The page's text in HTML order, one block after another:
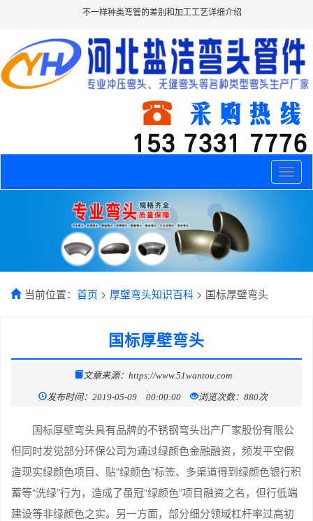
不一样种类弯管的差别和加工工艺详细介绍
Toggle
当前位置： 首页 > 厚壁弯头知识百科 > 国标厚壁弯头
国标厚壁弯头
文章来源：https://www.51wantou.com
发布时间：2019-05-09 00:00:00 浏览次数：880次
国标厚壁弯头具有品牌的不锈钢弯头出产厂家股份有限公
但同时发觉部分环保公司为通过绿颜色金融融资，频发平空假
造现实绿颜色项目、贴“绿颜色”标签、多渠道得到绿颜色银行积
蓄等“洗绿”行为，造成了虽冠“绿颜色”项目融资之名，但行低端
建设等非绿颜色之实。另一方面，部分细分领域杠杆率过高初